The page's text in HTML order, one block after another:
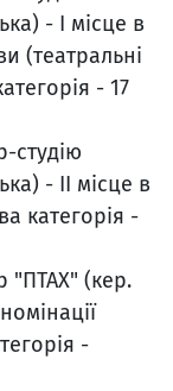
- І місце в
(театральні
- 17
студію
- ІІ місце в
категорія -
"ПТАХ" (кер.
-